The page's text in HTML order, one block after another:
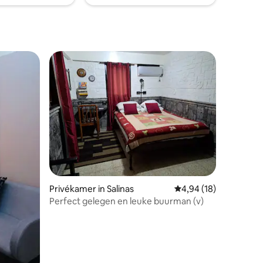
Privékamer in Salinas Gemiddelde
4,94 (18)
Perfect gelegen en leuke buurman (v)